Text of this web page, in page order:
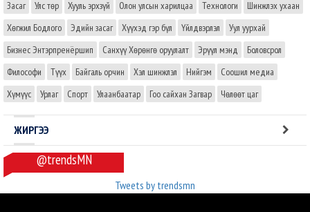
Засаг Улс төр Хууль эрхзүй Олон улсын харилцаа Технологи
Шинжлэх ухаан
Хөгжил Бодлого
Эдийн засаг Хүүхэд гэр бүл Үйлдвэрлэл
Уул уурхай
Бизнес Энтэрпренёршип
Санхүү Хөрөнгө оруулалт Эрүүл мэнд
Боловсрол
Философи
Түүх Байгаль орчин Хэл шинжлэл Нийгэм
Соошил медиа
Хүмүүс
Урлаг Спорт Улаанбаатар Гоо сайхан Загвар Чөлөөт цаг
ЖИРГЭЭ
@trendsMN
Tweets by trendsmn